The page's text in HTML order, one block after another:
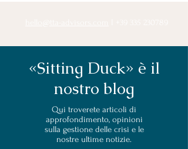
«Sitting Duck» è il
nostro blog
Qui troverete articoli di
approfondimento, opinioni
sulla gestione delle crisi e le
nostre ultime notizie.